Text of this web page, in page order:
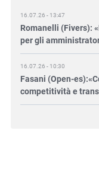
Romanelli (Fivers):
per gli
Fasani (Open-
competitività e